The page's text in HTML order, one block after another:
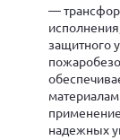
—
защитного
надежных